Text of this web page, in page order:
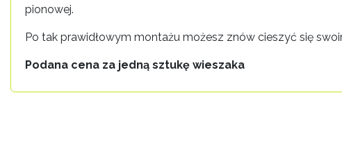
pionowej.
Po tak prawidłowym montażu możesz znów cieszyć się
Podana cena za jedną sztukę wieszaka